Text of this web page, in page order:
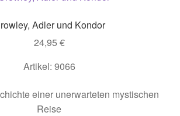
Adler und Kondor
24,95 €
Artikel: 9066
einer unerwarteten mystischen
Reise